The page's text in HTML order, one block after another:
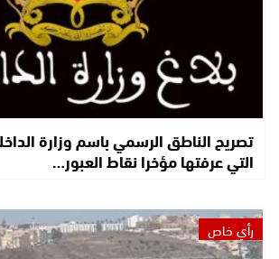
تصريح الناطق الرسمي باسم وزارة
التي عرفتها مؤخرا نقاط العبور…
رأي خاص